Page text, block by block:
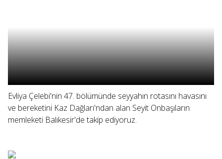
Evliya Çelebi'nin 47. bölümünde seyyahın rotasını havasını
ve bereketini Kaz Dağları'ndan alan Seyit Onbaşıların
memleketi Balıkesir'de takip ediyoruz.